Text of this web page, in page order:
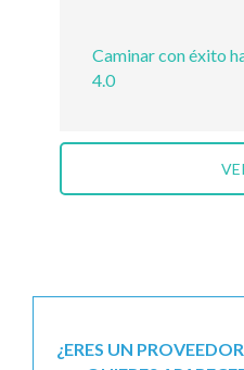
Caminar con éxito
4.0
¿ERES UN